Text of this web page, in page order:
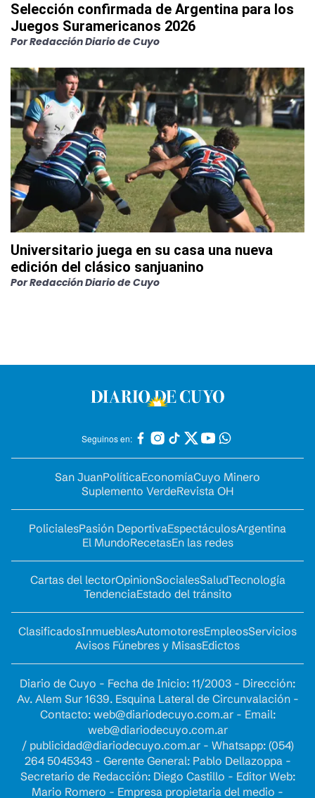
Selección confirmada de Argentina para los
Juegos Suramericanos 2026
PorRedacción Diario de Cuyo
Universitario juega en su casa una nueva
edición del clásico sanjuanino
PorRedacción Diario de Cuyo
Seguinos en:
San JuanPolíticaEconomíaCuyo Minero
Suplemento VerdeRevista OH
PolicialesPasión DeportivaEspectáculosArgentina
El MundoRecetasEn las redes
Cartas del lectorOpinionSocialesSaludTecnología
TendenciaEstado del tránsito
ClasificadosInmueblesAutomotoresEmpleosServicios
Avisos Fúnebres y MisasEdictos
Diario de Cuyo - Fecha de Inicio: 11/2003 - Dirección:
Av. Alem Sur 1639. Esquina Lateral de Circunvalación -
Contacto: web@diariodecuyo.com.ar- Email:
web@diariodecuyo.com.ar
/ publicidad@diariodecuyo.com.ar- Whatsapp: (054)
264 5045343 - Gerente General: Pablo Dellazoppa -
Secretario de Redacción: Diego Castillo - Editor Web:
Mario Romero - Empresa propietaria del medio -